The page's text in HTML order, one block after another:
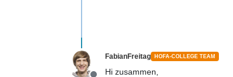
FabianFreitag HOFA-COLLEGE TEAM
Hi zusammen,